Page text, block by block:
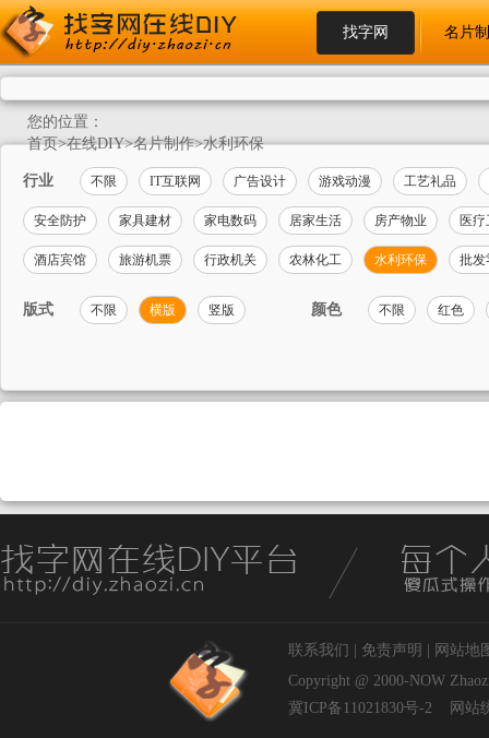
找字网 名片
您的位置：
首页>在线DIY>名片制作>水利环保
行业 不限 IT互联网 广告设计 游戏动漫 工艺礼品
安全防护 家具建材 家电数码 居家生活 房产物业 医
酒店宾馆 旅游机票 行政机关 农林化工 水利环保 批发
版式 不限 横版 竖版 颜色 不限 红色
联系我们 免责声明
网站地
Copyright @ 2000-NOW
冀ICP备11021830号-2
网站